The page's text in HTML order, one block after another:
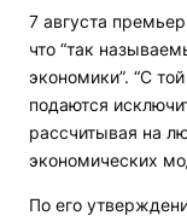
7 августа
что “так
экономики”. “С
подаются
рассчитывая на
экономических
По его